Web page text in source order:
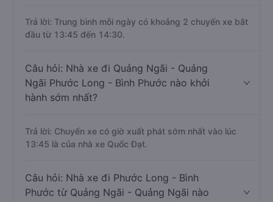
Trả lời: Trung bình mỗi ngày có khoảng 2 chuyến xe bắt
đầu từ 13:45 đến 14:30.
Câu hỏi: Nhà xe đi Quảng Ngãi - Quảng
Ngãi Phước Long - Bình Phước nào khởi
hành sớm nhất?
Trả lời: Chuyến xe có giờ xuất phát sớm nhất vào lúc
13:45 là của nhà xe Quốc Đạt.
Câu hỏi: Nhà xe đi Phước Long - Bình
Phước từ Quảng Ngãi - Quảng Ngãi nào